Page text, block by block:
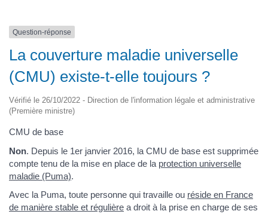
Question-réponse
La couverture maladie universelle
(CMU) existe-t-elle toujours ?
Vérifié le 26/10/2022 - Direction de l'information légale et administrative
(Première ministre)
CMU de base
Non. Depuis le 1er janvier 2016, la CMU de base est supprimée
compte tenu de la mise en place de la protection universelle
maladie (Puma).
Avec la Puma, toute personne qui travaille ou réside en France
de manière stable et régulière a droit à la prise en charge de ses